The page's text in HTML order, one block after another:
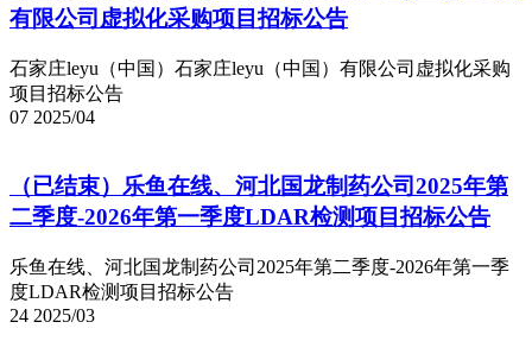
有限公司虚拟化采购项目招标公告
石家庄leyu（中国）石家庄leyu（中国）有限公司虚拟化采购
项目招标公告
07 2025/04
（已结束）乐鱼在线、河北国龙制药公司2025年第
二季度-2026年第一季度LDAR检测项目招标公告
乐鱼在线、河北国龙制药公司2025年第二季度-2026年第一季
度LDAR检测项目招标公告
24 2025/03